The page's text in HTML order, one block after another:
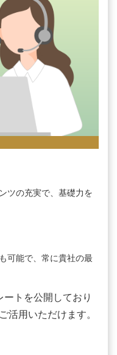
ツの充実で、基礎⼒を
可能で、常に貴社の最
トを公開しており
活用いただけます。